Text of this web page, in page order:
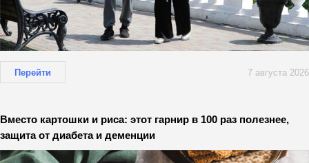
Перейти 7 августа 2026
Вместо картошки и риса: этот гарнир в 100 раз полезнее,
защита от диабета и деменции